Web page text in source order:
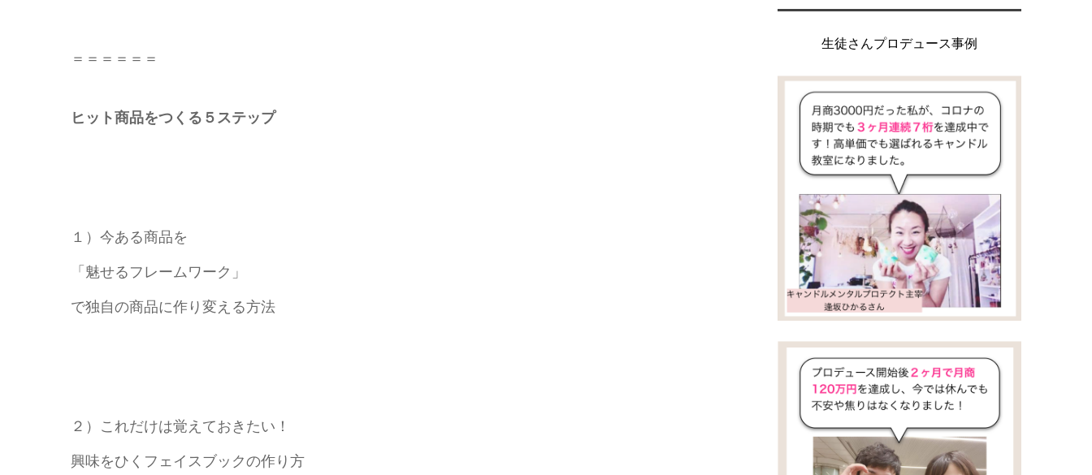
＝＝＝＝＝＝
ヒット商品をつくる５ステップ
１）今ある商品を
「魅せるフレームワーク」
で独自の商品に作り変える方法
２）これだけは覚えておきたい！
興味をひくフェイスブックの作り方
生徒さんプロデュース事例